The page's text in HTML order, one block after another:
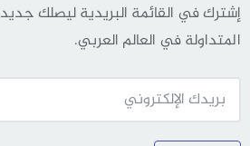
إشترك في القائمة البريدية ليصلك
المتداولة في العالم العربي.